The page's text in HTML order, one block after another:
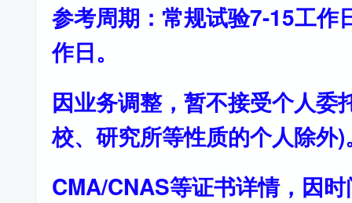
参考周期：常规试验7-15工作
作日。
因业务调整，暂不接受个人委
校、研究所等性质的个人除外)
CMA/CNAS等证书详情，因